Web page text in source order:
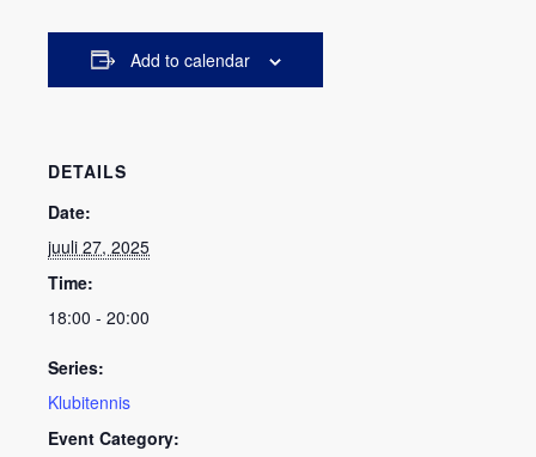
Add to calendar
DETAILS
Date:
juuli 27, 2025
Time:
18:00 - 20:00
Series:
Klubitennis
Event Category: